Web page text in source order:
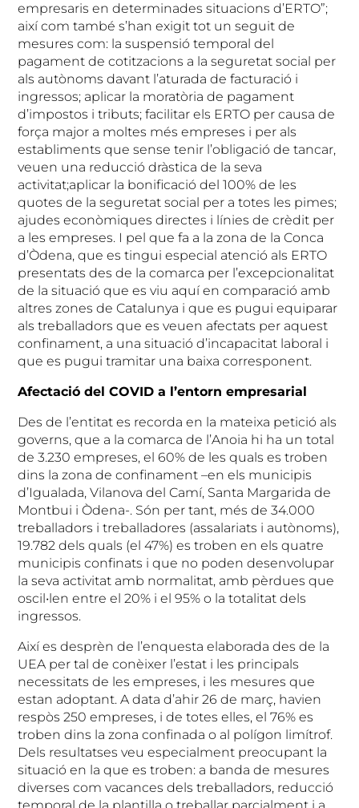
empresaris en determinades situacions d’ERTO”;
així com també s’han exigit tot un seguit de
mesures com: la suspensió temporal del
pagament de cotitzacions a la seguretat social per
als autònoms davant l’aturada de facturació i
ingressos; aplicar la moratòria de pagament
d’impostos i tributs; facilitar els ERTO per causa de
força major a moltes més empreses i per als
establiments que sense tenir l’obligació de tancar,
veuen una reducció dràstica de la seva
activitat;aplicar la bonificació del 100% de les
quotes de la seguretat social per a totes les pimes;
ajudes econòmiques directes i línies de crèdit per
a les empreses. I pel que fa a la zona de la Conca
d’Òdena, que es tingui especial atenció als ERTO
presentats des de la comarca per l’excepcionalitat
de la situació que es viu aquí en comparació amb
altres zones de Catalunya i que es pugui equiparar
als treballadors que es veuen afectats per aquest
confinament, a una situació d’incapacitat laboral i
que es pugui tramitar una baixa corresponent.
Afectació del COVID a l’entorn empresarial
Des de l’entitat es recorda en la mateixa petició als
governs, que a la comarca de l’Anoia hi ha un total
de 3.230 empreses, el 60% de les quals es troben
dins la zona de confinament –en els municipis
d’Igualada, Vilanova del Camí, Santa Margarida de
Montbui i Òdena-. Són per tant, més de 34.000
treballadors i treballadores (assalariats i autònoms),
19.782 dels quals (el 47%) es troben en els quatre
municipis confinats i que no poden desenvolupar
la seva activitat amb normalitat, amb pèrdues que
oscil•len entre el 20% i el 95% o la totalitat dels
ingressos.
Així es desprèn de l’enquesta elaborada des de la
UEA per tal de conèixer l’estat i les principals
necessitats de les empreses, i les mesures que
estan adoptant. A data d’ahir 26 de març, havien
respòs 250 empreses, i de totes elles, el 76% es
troben dins la zona confinada o al polígon limítrof.
Dels resultatses veu especialment preocupant la
situació en la que es troben: a banda de mesures
diverses com vacances dels treballadors, reducció